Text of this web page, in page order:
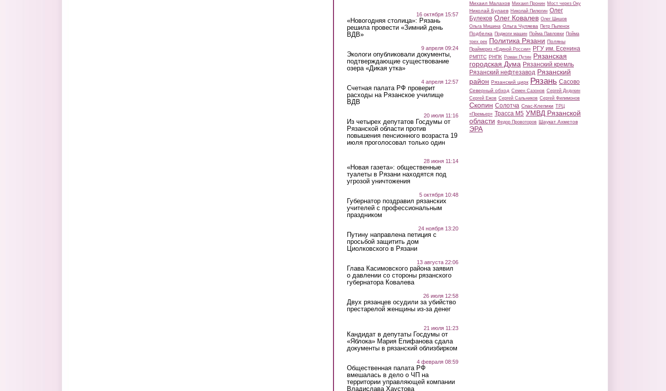
16 октября 15:57
«Новогодняя столица»: Рязань
решила провести «Зимний день
ВДВ»
9 апреля 09:24
Экологи опубликовали документы,
подтверждающие существование
озера «Дикая утка»
4 апреля 12:57
Счетная палата РФ проверит
расходы на Рязанское училище
ВДВ
20 июля 11:16
Из четырех депутатов Госдумы от
Рязанской области против
повышения пенсионного возраста 19
июля проголосовал только один
28 июня 11:14
«Новая газета»: общественные
туалеты в Рязани находятся под
угрозой уничтожения
5 октября 10:48
Губернатор поздравил рязанских
учителей с профессиональным
праздником
24 ноября 13:20
Путину направлена петиция с
просьбой защитить дом
Циолковского в Рязани
13 августа 22:06
Глава Касимовского района заявил
о давлении со стороны рязанского
губернатора Ковалева
26 июля 12:58
Двух рязанцев осудили за убийство
престарелой женщины из-за денег
21 июля 11:23
Кандидат в депутаты Госдумы от
«Яблока» Мария Епифанова сдала
документы в рязанский облизбирком
4 февраля 08:59
Общественная палата РФ
вмешалась в дело о ЧП на
территории управляющей компании
Владислава Хаустова
Михаил Малахов Михаил Пронин Мост через Оку
Николай Булаев Николай Пилюгин Олег
Булеков Олег Ковалев Олег Шишов
Ольга Мишина Ольга Чуляева Петр Пыленок
Подбелка Поджоги машин Пойма Павловки Пойма
трех рек Политика Рязани Поляны
Праймериз «Единой России» РГУ им. Есенина
РМПТС РНПК Роман Путин Рязанская
городская Дума Рязанский кремль
Рязанский нефтезавод Рязанский
район Рязанский цирк Рязань Сасово
Северный обход Семен Сазонов Сергей Дудукин
Сергей Ежов Сергей Сальников Сергей Филимонов
Скопин Солотча Спас-Клепики ТРЦ
«Премьер» Трасса М5 УМВД Рязанской
области Федор Провоторов Шаукат Ахметов
ЭРА